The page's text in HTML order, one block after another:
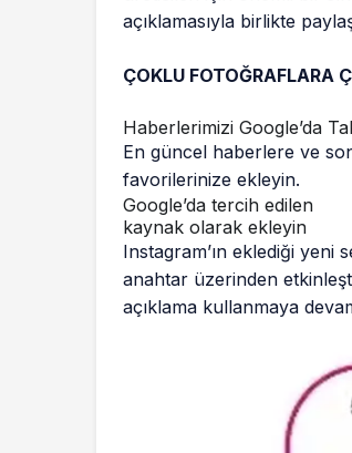
açıklamasıyla birlikte
ÇOKLU FOTOĞRAFLARA
Haberlerimizi Google’da
En güncel haberlere ve
favorilerinize ekleyin.
Google’da tercih edilen
kaynak olarak ekleyin
Instagram’ın eklediği
anahtar üzerinden
açıklama kullanmaya